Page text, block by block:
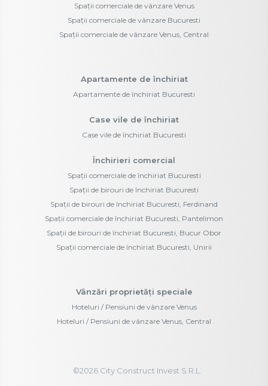
Spații comerciale de vânzare Venus
Spații comerciale de vânzare Bucuresti
Spații comerciale de vânzare Venus, Central
Apartamente de închiriat
Apartamente de închiriat Bucuresti
Case vile de închiriat
Case vile de închiriat Bucuresti
Închirieri comercial
Spații comerciale de închiriat Bucuresti
Spații de birouri de închiriat Bucuresti
Spații de birouri de închiriat Bucuresti, Ferdinand
Spații comerciale de închiriat Bucuresti, Pantelimon
Spații de birouri de închiriat Bucuresti, Bucur Obor
Spații comerciale de închiriat Bucuresti, Unirii
Vânzări proprietăți speciale
Hoteluri / Pensiuni de vânzare Venus
Hoteluri / Pensiuni de vânzare Venus, Central
©2026City Construct Invest S.R.L.